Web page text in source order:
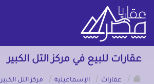
عقارات للبيع في مركز التل الكبير
/
عقارات / الإسماعيلية / مركز التل الكبير